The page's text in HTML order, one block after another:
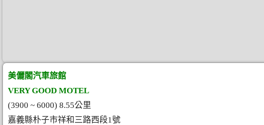
美儷閣汽車旅館
VERY GOOD MOTEL
(3900 ~ 6000) 8.55公里
嘉義縣朴子市祥和三路西段1號